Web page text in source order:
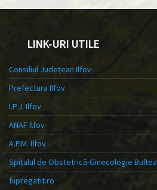
LINK-URI UTILE
Consiliul Județean Ilfov
Prefectura Ilfov
I.P.J. Ilfov
ANAF Ilfov
A.P.M. Ilfov
Spitalul de Obstetrică-Ginecologie Buftea
fiipregatit.ro